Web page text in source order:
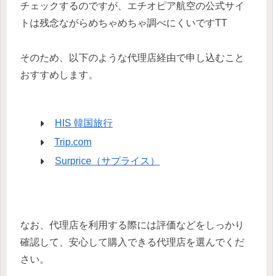
チェックするのですが、エチオピア航空の公式サイ
トは残念ながらめちゃめちゃ調べにくいですTT
そのため、以下のような代理店経由で申し込むこと
おすすめします。
HIS 韓国旅行
Trip.com
Surprice（サプライス）
なお、代理店を利用する際には評価などをしっかり
確認して、安心して購入できる代理店を選んでくだ
さい。